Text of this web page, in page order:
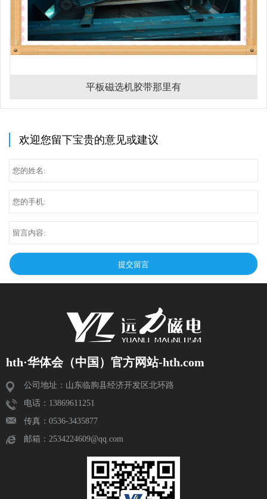
平板磁选机胶带那里有
欢迎您留下宝贵的意见或建议
hth·华体会（中国）官方网站-hth.com
公司地址：山东临朐县经济开发区北环路
电话：13869611251
传真：0536-3435877
邮箱：2534224609@qq.com